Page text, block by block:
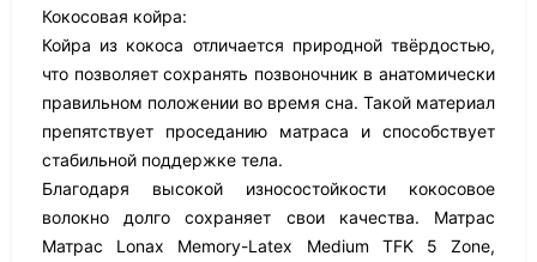
Кокосовая койра:
Койра из кокоса отличается природной твёрдостью,
что позволяет сохранять позвоночник в анатомически
правильном положении во время сна. Такой материал
препятствует проседанию матраса и способствует
стабильной поддержке тела.
Благодаря высокой износостойкости кокосовое
волокно долго сохраняет свои качества. Матрас
Матрас Lonax Memory-Latex Medium TFK 5 Zone,